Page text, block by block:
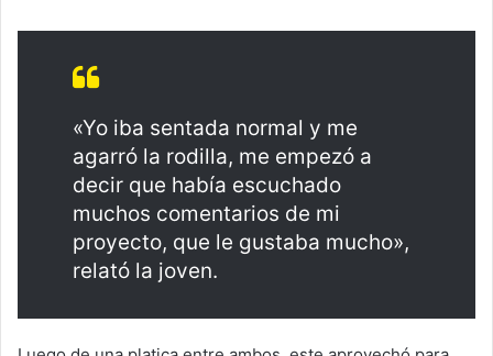
«Yo iba sentada normal y me
agarró la rodilla, me empezó a
decir que había escuchado
muchos comentarios de mi
proyecto, que le gustaba mucho»,
relató la joven.